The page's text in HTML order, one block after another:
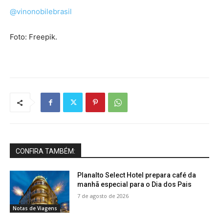
@vinonobilebrasil
Foto: Freepik.
CONFIRA TAMBÉM:
Notas de Viagens
Planalto Select Hotel prepara café da
manhã especial para o Dia dos Pais
7 de agosto de 2026